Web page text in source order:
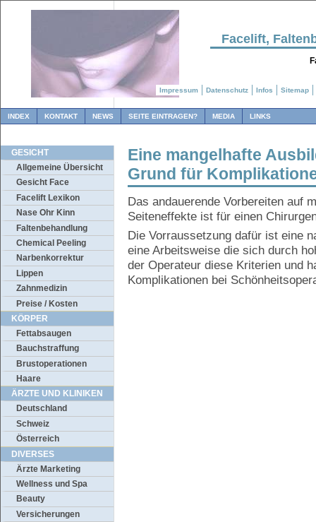
Facelift,
INDEX KONTAKT NEWS SEITE EINTRAGEN? MEDIA LINKS
GESICHT
Allgemeine Übersicht
Gesicht Face
Facelift Lexikon
Nase Ohr Kinn
Faltenbehandlung
Chemical Peeling
Narbenkorrektur
Lippen
Zahnmedizin
Preise / Kosten
KÖRPER
Fettabsaugen
Bauchstraffung
Brustoperationen
Haare
ÄRZTE UND KLINIKEN
Deutschland
Schweiz
Österreich
DIVERSES
Ärzte Marketing
Wellness und Spa
Beauty
Versicherungen
Eine mangelhafte
Grund für
Das andauerende Vorbereiten auf
Seiteneffekte ist für einen
Die Vorraussetzung dafür ist eine
eine Arbeitsweise die sich durch
der Operateur diese Kriterien und
Komplikationen bei
Impressum Datenschutz Infos Sitemap